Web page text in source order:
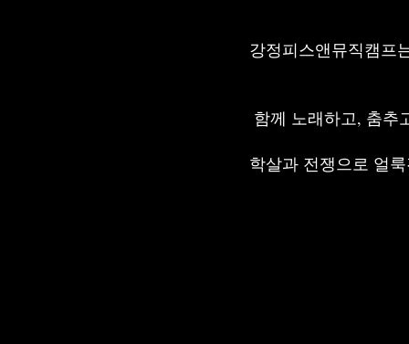
강정피스앤뮤직캠프
함께 노래하고, 춤추
학살과 전쟁으로 얼